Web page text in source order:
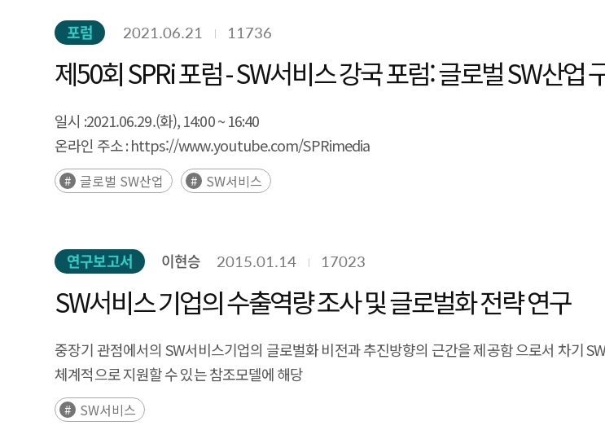
포럼 2021.06.21 11736
제50회 SPRi 포럼 - SW서비스 강국 포럼: 글로벌 SW산업
일시 :2021.06.29.(화), 14:00 ~ 16:40
온라인 주소 :https://www.youtube.com/SPRimedia
글로벌 SW산업 SW서비스
연구보고서 이현승 2015.01.14 17023
SW서비스 기업의 수출역량 조사 및 글로벌화 전략 연구
중장기 관점에서의 SW서비스기업의 글로벌화 비전과 추진방향의 근간을 제공함 으로서 차기
체계적으로 지원할 수 있는 참조모델에 해당
SW서비스